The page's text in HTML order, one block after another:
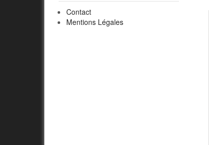
Contact
Mentions Légales